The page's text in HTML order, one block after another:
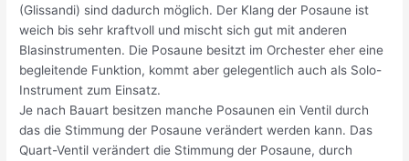
(Glissandi) sind dadurch möglich. Der Klang der Posaune ist
weich bis sehr kraftvoll und mischt sich gut mit anderen
Blasinstrumenten. Die Posaune besitzt im Orchester eher eine
begleitende Funktion, kommt aber gelegentlich auch als Solo-
Instrument zum Einsatz.
Je nach Bauart besitzen manche Posaunen ein Ventil durch
das die Stimmung der Posaune verändert werden kann. Das
Quart-Ventil verändert die Stimmung der Posaune, durch